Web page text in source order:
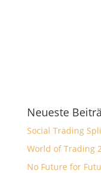
Neueste
Social Trading
World of Trading
No Future for